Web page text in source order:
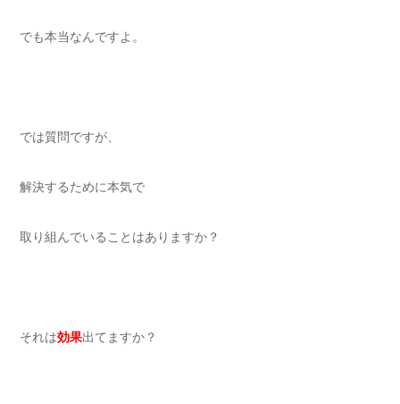
でも本当なんですよ。
では質問ですが、
解決するために本気で
取り組んでいることはありますか？
それは効果出てますか？